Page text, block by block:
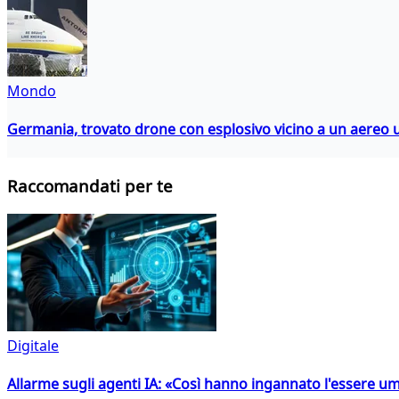
Mondo
Germania, trovato drone con esplosivo vicino a un aereo
Raccomandati per te
Digitale
Allarme sugli agenti IA: «Così hanno ingannato l'essere